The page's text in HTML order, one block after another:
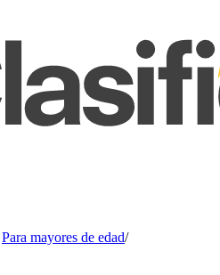
Para mayores de edad/